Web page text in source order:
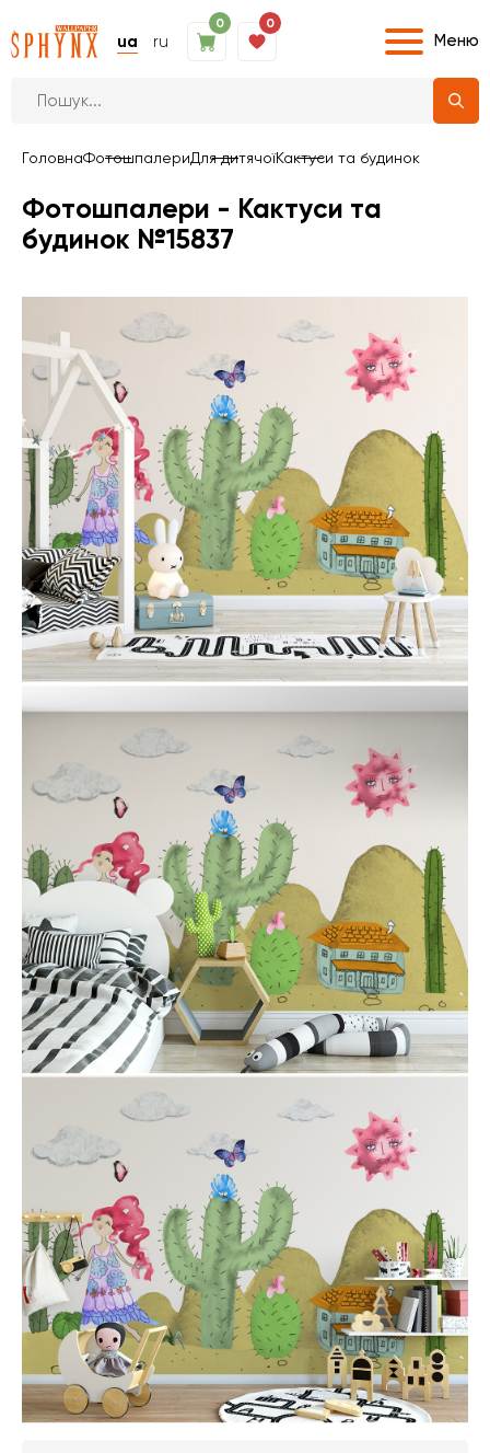
ua ru
0 0
Меню
ГоловнаФотошпалериДля дитячоїКактуси та будинок
Фотошпалери - Кактуси та
будинок №15837